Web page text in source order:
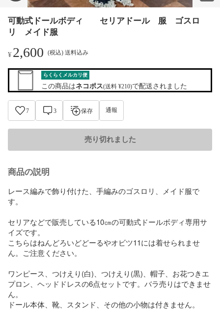
可動式ドールボディ セリアドール 服 ゴスロ
リ メイド服
¥2,600 (税込) 送料込み
らくらくメルカリ便
この商品はネコポス(送料 ¥210)で配送されました
7 3 保存 通報
売り切れました
商品の説明
レース編みで飾り付けた、手編みのゴスロリ、メイド服で
す。
セリアなどで販売している10㎝の可動式ドールボディ専用サ
イズです。
こちらはねんどろいどどーるやオビツ11には着せられませ
ん。ご注意ください。
ワンピース、つけえり(白)、つけえり(黒)、帽子、お花つきエ
プロン、ヘッドドレスの6点セットです。バラ売りはできませ
ん。
ドール本体、靴、スタンド、その他の小物は付きません。